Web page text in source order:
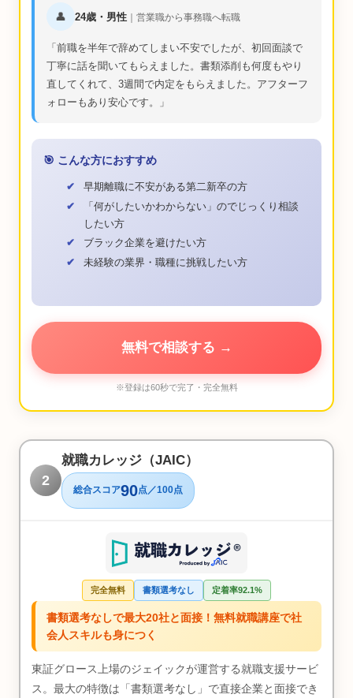
👤 24歳・男性 ｜営業職から事務職へ転職
前職を半年で辞めてしまい不安でしたが、初回面談で
丁寧に話を聞いてもらえました。書類添削も何度もやり
直してくれて、3週間で内定をもらえました。アフターフ
ォローもあり安心です。
🎯 こんな方におすすめ
早期離職に不安がある第二新卒の方
「何がしたいかわからない」のでじっくり相談
したい方
ブラック企業を避けたい方
未経験の業界・職種に挑戦したい方
無料で相談する →
※登録は60秒で完了・完全無料
2
就職カレッジ（JAIC）
総合スコア90点／100点
完全無料 書類選考なし 定着率92.1%
書類選考なしで最大20社と面接！無料就職講座で社
会人スキルも身につく
東証グロース上場のジェイックが運営する就職支援サービ
ス。最大の特徴は「書類選考なし」で直接企業と面接でき